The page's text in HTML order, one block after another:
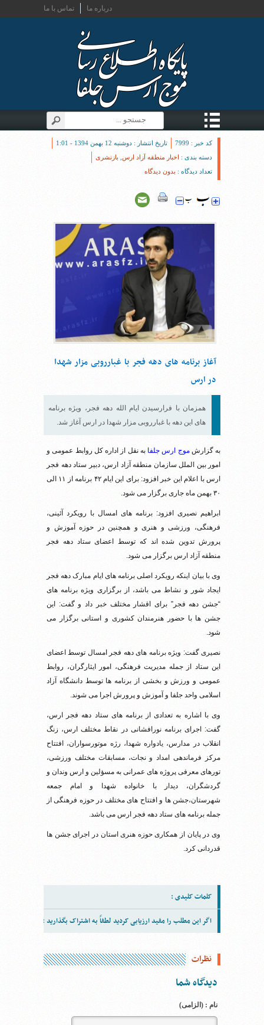
تماس با ما درباره ما
کد خبر : 7999
تاریخ انتشار : دوشنبه 12 بهمن 1394 - 1:01
دسته بندی : اخبار منطقه آزاد ارس
بازنشری
تعداد دیدگاه : بدون دیدگاه
آغاز برنامه های دهه فجر با غبارروبی مزار شهدا
در ارس
همزمان با فرارسیدن ایام الله دهه فجر، ویژه برنامه
های این دهه با غبارروبی مزار شهدا در ارس آغاز شد.
به گزارشموج ارس جلفا به نقل از اداره کل روابط عمومی و
امور بین الملل سازمان منطقه آزاد ارس، دبیر ستاد دهه فجر
ارس با اعلام این خبر افزود: برای این ایام ۴۲ برنامه از ۱۱ الی
۳۰ بهمن ماه جاری برگزار می شود.
ابراهیم نصیری افزود: برنامه های امسال با رویکرد آئینی،
فرهنگی، ورزشی و هنری و همچنین در حوزه آموزش و
پرورش تدوین شده اند که توسط اعضای ستاد دهه فجر
منطقه آزاد ارس برگزار می شود.
وی با بیان اینکه رویکرد اصلی برنامه های ایام مبارک دهه فجر
ایجاد شور و نشاط می باشد، از برگزاری ویژه برنامه های
“جشن دهه فجر” برای اقشار مختلف خبر داد و گفت: این
جشن ها با حضور هنرمندان کشوری و استانی برگزار می
شود.
نصیری گفت: ویژه برنامه های دهه فجر امسال توسط اعضای
این ستاد از جمله مدیریت فرهنگی، امور ایثارگران، روابط
عمومی و ورزش و بخشی از برنامه ها توسط دانشگاه آزاد
اسلامی واحد جلفا و آموزش و پرورش اجرا می شوند.
وی با اشاره به تعدادی از برنامه های ستاد دهه فجر ارس،
گفت: اجرای برنامه نورافشانی در نقاط مختلف ارس، زنگ
انقلاب در مدارس، یادواره شهدا، رژه موتورسواران، افتتاح
مرکز فرماندهی امداد و نجات، مسابقات مختلف ورزشی،
تورهای معرفی پروژه های عمرانی به مسؤلین و ارس وندان و
گردشگران، دیدار با خانواده شهدا و امام جمعه
شهرستان،جشن ها و افتتاح های مختلف در حوزه فرهنگی از
جمله برنامه های ستاد دهه فجر ارس می باشد.
وی در پایان از همکاری حوزه هنری استان در اجرای جشن ها
قدردانی کرد.
کلمات کلیدی :
اگر این مطلب را مفید ارزیابی کردید لطفاً به اشتراک بگذارید :
نظرات
دیدگاه شما
نام : (الزامی)